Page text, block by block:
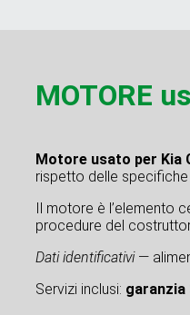
MOTORE
Motore usato per Kia
rispetto delle
Il motore è l’elemento
procedure del
Dati identificativi—
Servizi inclusi: garanzia